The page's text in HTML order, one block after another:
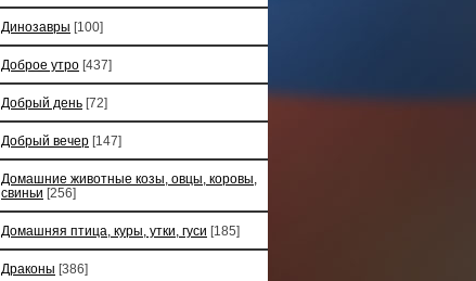
Динозавры [100]
Доброе утро [437]
Добрый день [72]
Добрый вечер [147]
Домашние животные козы, овцы, коровы,
свиньи [256]
Домашняя птица, куры, утки, гуси [185]
Драконы [386]